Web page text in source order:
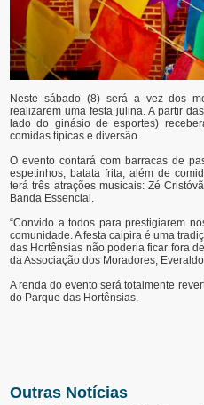
Neste sábado (8) será a vez dos
realizarem uma festa julina. A partir
lado do ginásio de esportes)
comidas típicas e diversão.
O evento contará com barracas de
espetinhos, batata frita, além de
terá três atrações musicais: Zé
Banda Essencial.
“Convido a todos para prestigiarem
comunidade. A festa caipira é uma
das Hortênsias não poderia ficar fora
da Associação dos Moradores,
A renda do evento será totalmente
do Parque das Hortênsias.
Outras Notícias